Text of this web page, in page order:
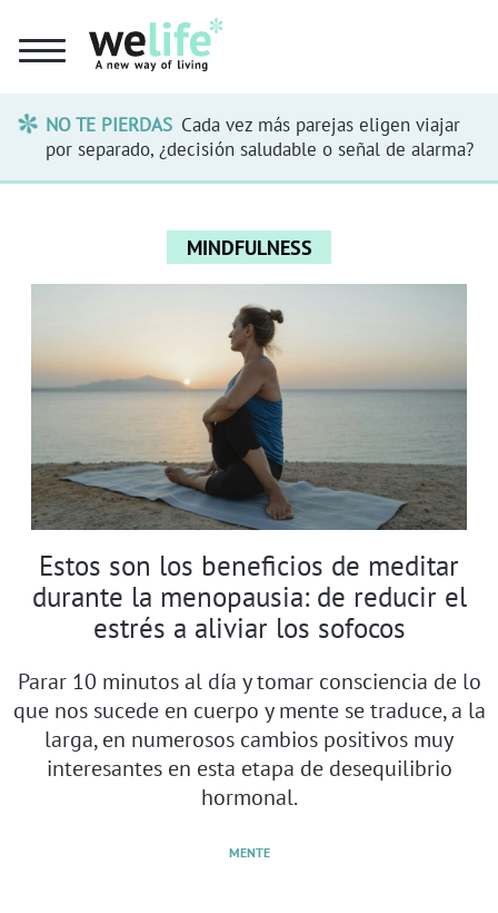
NO TE PIERDAS Cada vez más parejas eligen viajar
por separado, ¿decisión saludable o señal de alarma?
MINDFULNESS
Estos son los beneficios de meditar
durante la menopausia: de reducir el
estrés a aliviar los sofocos
Parar 10 minutos al día y tomar consciencia de lo
que nos sucede en cuerpo y mente se traduce, a la
larga, en numerosos cambios positivos muy
interesantes en esta etapa de desequilibrio
hormonal.
MENTE